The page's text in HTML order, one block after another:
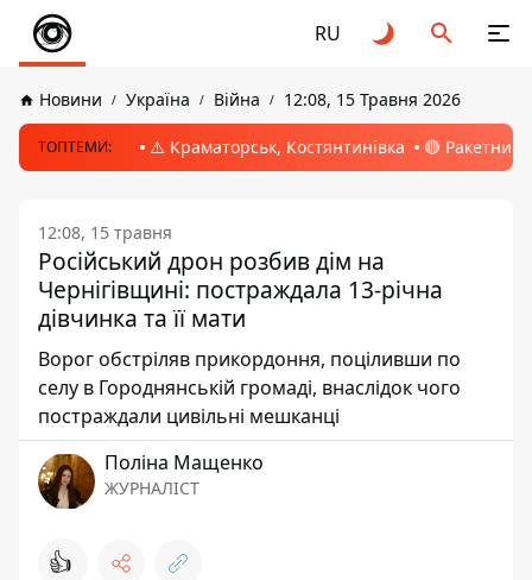
RU
Новини Україна Війна 12:08, 15 Травня 2026
ТОПТЕМИ: ⚠️ Краматорськ, Костянтинівка 🔴 Ракетний
12:08, 15 травня
Російський дрон розбив дім на
Чернігівщині: постраждала 13-річна
дівчинка та її мати
Ворог обстріляв прикордоння, поціливши по
селу в Городнянській громаді, внаслідок чого
постраждали цивільні мешканці
Поліна Мащенко
ЖУРНАЛІСТ
👍